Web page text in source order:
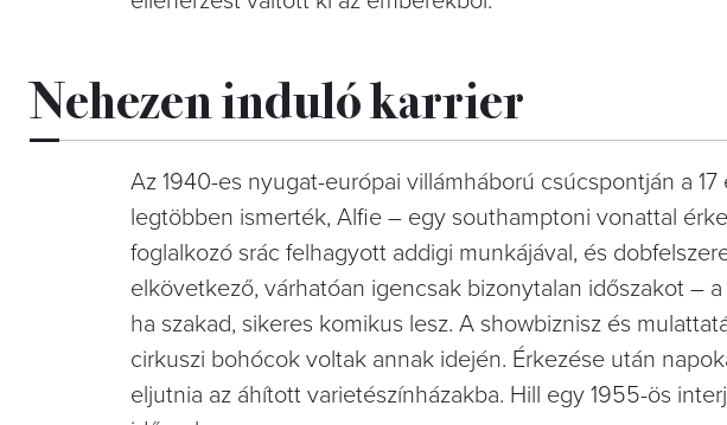
Nehezen induló karrier
Az 1940-es nyugat-európai villámháború csúcspontján a
legtöbben ismerték, Alfie – egy southamptoni vonattal
foglalkozó srác felhagyott addigi munkájával, és
elkövetkező, várhatóan igencsak bizonytalan időszakot –
ha szakad, sikeres komikus lesz. A showbiznisz és
cirkuszi bohócok voltak annak idején. Érkezése után
eljutnia az áhított varietészínházakba. Hill egy 1955-ös